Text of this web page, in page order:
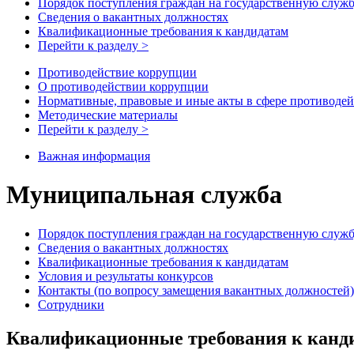
Порядок поступления граждан на государственную
Сведения о вакантных должностях
Квалификационные требования к кандидатам
Перейти к разделу >
Противодействие коррупции
О противодействии коррупции
Нормативные, правовые и иные акты в сфере
Методические материалы
Перейти к разделу >
Важная информация
Муниципальная служба
Порядок поступления граждан на государственную
Сведения о вакантных должностях
Квалификационные требования к кандидатам
Условия и результаты конкурсов
Контакты (по вопросу замещения вакантных должностей)
Сотрудники
Квалификационные требования к